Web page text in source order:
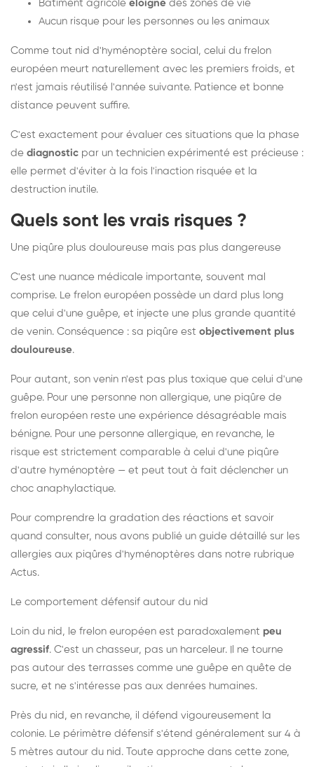
Bâtiment agricole éloigné des zones de vie
Aucun risque pour les personnes ou les animaux
Comme tout nid d'hyménoptère social, celui du frelon
européen meurt naturellement avec les premiers froids, et
n'est jamais réutilisé l'année suivante. Patience et bonne
distance peuvent suffire.
C'est exactement pour évaluer ces situations que la phase
de diagnostic par un technicien expérimenté est précieuse :
elle permet d'éviter à la fois l'inaction risquée et la
destruction inutile.
Quels sont les vrais risques ?
Une piqûre plus douloureuse mais pas plus dangereuse
C'est une nuance médicale importante, souvent mal
comprise. Le frelon européen possède un dard plus long
que celui d'une guêpe, et injecte une plus grande quantité
de venin. Conséquence : sa piqûre est objectivement plus
douloureuse.
Pour autant, son venin n'est pas plus toxique que celui d'une
guêpe. Pour une personne non allergique, une piqûre de
frelon européen reste une expérience désagréable mais
bénigne. Pour une personne allergique, en revanche, le
risque est strictement comparable à celui d'une piqûre
d'autre hyménoptère — et peut tout à fait déclencher un
choc anaphylactique.
Pour comprendre la gradation des réactions et savoir
quand consulter, nous avons publié un guide détaillé sur les
allergies aux piqûres d'hyménoptères dans notre rubrique
Actus.
Le comportement défensif autour du nid
Loin du nid, le frelon européen est paradoxalement peu
agressif. C'est un chasseur, pas un harceleur. Il ne tourne
pas autour des terrasses comme une guêpe en quête de
sucre, et ne s'intéresse pas aux denrées humaines.
Près du nid, en revanche, il défend vigoureusement la
colonie. Le périmètre défensif s'étend généralement sur 4 à
5 mètres autour du nid. Toute approche dans cette zone,